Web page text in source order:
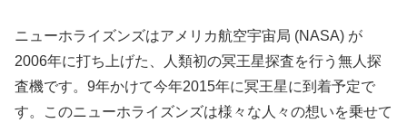
ニューホライズンズはアメリカ航空宇宙局 (NASA) が
2006年に打ち上げた、人類初の冥王星探査を行う無人探
査機です。9年かけて今年2015年に冥王星に到着予定で
す。このニューホライズンズは様々な人々の想いを乗せて